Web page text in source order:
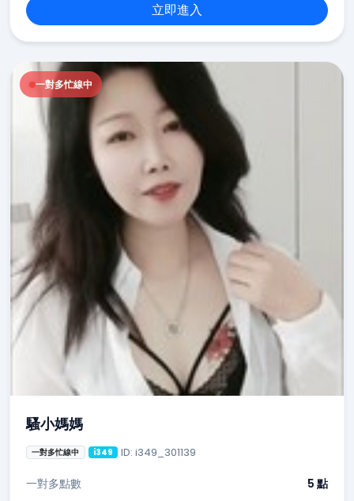
立即進入
一對多忙線中
騷小媽媽
一對多忙線中 i349 ID: i349_301139
一對多點數 5 點